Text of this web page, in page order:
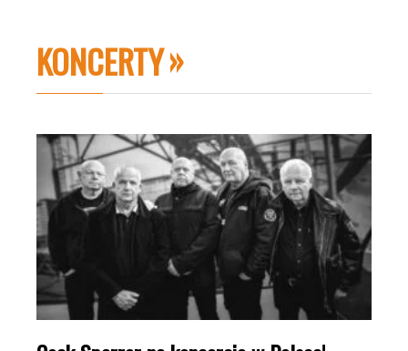
KONCERTY